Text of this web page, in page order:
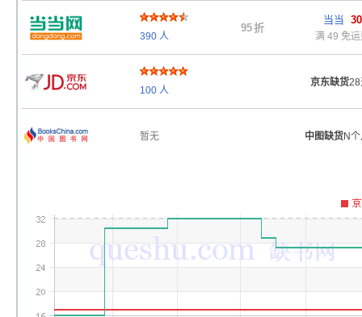
390 人
95折
当当
满 49 免
100 人
京东缺货28
暂无 中图缺货N